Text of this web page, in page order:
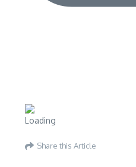
Share this Article